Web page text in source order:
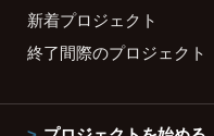
新着プロジェクト
終了間際のプロジェクト